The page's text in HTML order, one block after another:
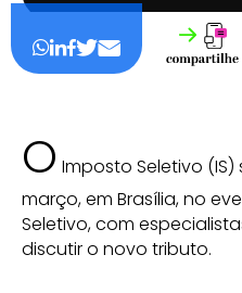
O Imposto Seletivo (IS)
março, em Brasília, no
Seletivo, com
discutir o novo tributo.